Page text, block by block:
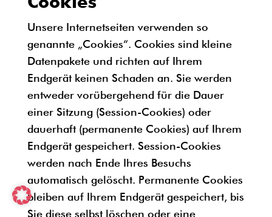
Unsere Internetseiten verwenden so
genannte „Cookies“. Cookies sind kleine
Datenpakete und richten auf Ihrem
Endgerät keinen Schaden an. Sie werden
entweder vorübergehend für die Dauer
einer Sitzung (Session-Cookies) oder
dauerhaft (permanente Cookies) auf Ihrem
Endgerät gespeichert. Session-Cookies
werden nach Ende Ihres Besuchs
automatisch gelöscht. Permanente Cookies
bleiben auf Ihrem Endgerät gespeichert, bis
Sie diese selbst löschen oder eine